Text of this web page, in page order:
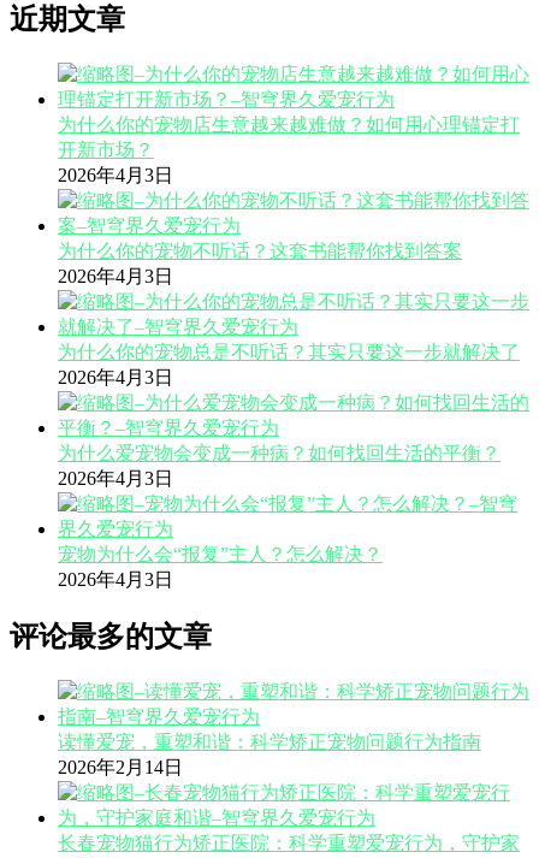
近期文章
为什么你的宠物店生意越来越难做？如何用心理锚定打
开新市场？
2026年4月3日
为什么你的宠物不听话？这套书能帮你找到答案
2026年4月3日
为什么你的宠物总是不听话？其实只要这一步就解决了
2026年4月3日
为什么爱宠物会变成一种病？如何找回生活的平衡？
2026年4月3日
宠物为什么会“报复”主人？怎么解决？
2026年4月3日
评论最多的文章
读懂爱宠，重塑和谐：科学矫正宠物问题行为指南
2026年2月14日
长春宠物猫行为矫正医院：科学重塑爱宠行为，守护家